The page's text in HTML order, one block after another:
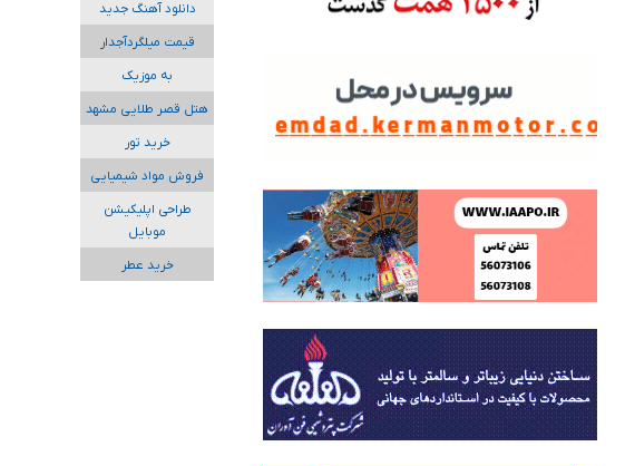
دانلود آهنگ جدید
قیمت میلگردآجدار
به موزیک
هتل قصر طلایی مشهد
خرید تور
فروش مواد شیمیایی
طراحی اپلیکیشن
موبایل
خرید عطر